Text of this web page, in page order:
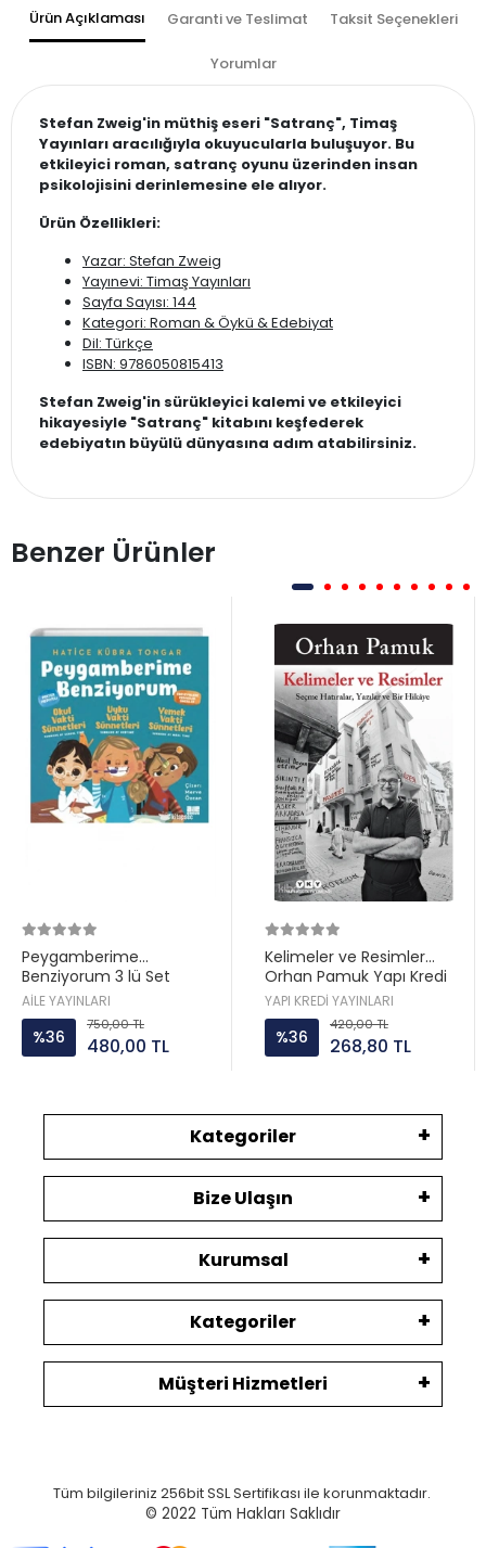
Ürün Açıklaması Garanti ve Teslimat Taksit Seçenekleri
Yorumlar
Stefan Zweig'in müthiş eseri "Satranç", Timaş
Yayınları aracılığıyla okuyucularla buluşuyor. Bu
etkileyici roman, satranç oyunu üzerinden insan
psikolojisini derinlemesine ele alıyor.
Ürün Özellikleri:
Yazar: Stefan Zweig
Yayınevi: Timaş Yayınları
Sayfa Sayısı: 144
Kategori: Roman & Öykü & Edebiyat
Dil: Türkçe
ISBN: 9786050815413
Stefan Zweig'in sürükleyici kalemi ve etkileyici
hikayesiyle "Satranç" kitabını keşfederek
edebiyatın büyülü dünyasına adım atabilirsiniz.
Benzer Ürünler
Peygamberime
Benziyorum 3 lü Set
Hatice Kübra Tongar Aile
Yayın
AİLE YAYINLARI
%36
750,00 TL
480,00 TL
Kelimeler ve Resimler
Orhan Pamuk Yapı Kredi
YAPI KREDİ YAYINLARI
%36
420,00 TL
268,80 TL
Kategoriler
Bize Ulaşın
Kurumsal
Kategoriler
Müşteri Hizmetleri
Tüm bilgileriniz 256bit SSL Sertifikası ile korunmaktadır.
© 2022 Tüm Hakları Saklıdır